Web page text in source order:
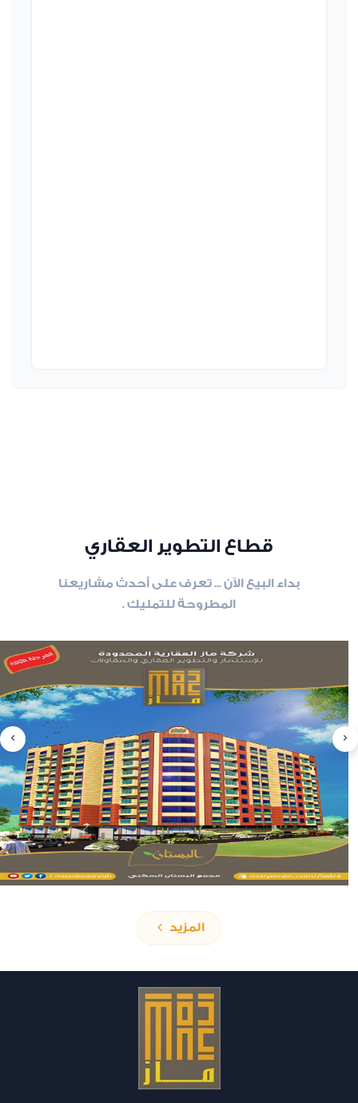
قطاع التطوير العقاري
بداء البيع الآن ... تعرف على أحدث مشاريعنا
المطروحة للتمليك .
slide8of 6
المزيد